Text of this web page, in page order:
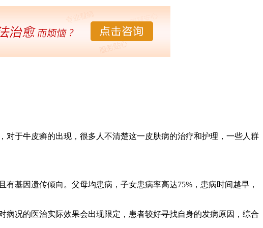
于牛皮癣的出现，很多人不清楚这一皮肤病的治疗和护理，一些人群
基因遗传倾向。父母均患病，子女患病率高达75%，患病时间越早，
况的医治实际效果会出现限定，患者较好寻找自身的发病原因，综合